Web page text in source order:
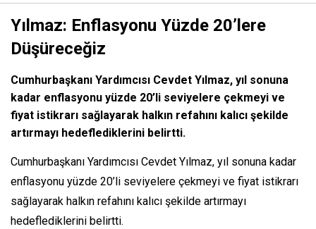
Yılmaz: Enflasyonu Yüzde 20’lere
Düşüreceğiz
Cumhurbaşkanı Yardımcısı Cevdet Yılmaz, yıl sonuna
kadar enflasyonu yüzde 20’li seviyelere çekmeyi ve
fiyat istikrarı sağlayarak halkın refahını kalıcı şekilde
artırmayı hedeflediklerini belirtti.
Cumhurbaşkanı Yardımcısı Cevdet Yılmaz, yıl sonuna kadar
enflasyonu yüzde 20’li seviyelere çekmeyi ve fiyat istikrarı
sağlayarak halkın refahını kalıcı şekilde artırmayı
hedeflediklerini belirtti.